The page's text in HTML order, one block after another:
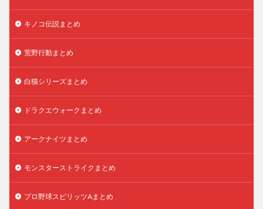
キノコ伝説まとめ
荒野行動まとめ
白猫シリーズまとめ
ドラクエウォークまとめ
アークナイツまとめ
モンスターストライクまとめ
プロ野球スピリッツAまとめ